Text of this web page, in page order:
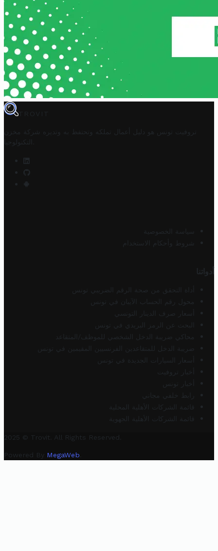
TROVIT
تروفيت تونس هو دليل أعمال تملكه وتحتفظ به وتديره
شركة مخزن
التكنولوجيا
سياسة الخصوصية
شروط وأحكام الاستخدام
أدواتنا
أداة التحقق من صحة الرقم الضريبي تونس
محول رقم الحساب الآيبان في تونس
أسعار صرف الدينار التونسي
البحث عن الرمز البريدي في تونس
محاكي ضريبة الدخل الشخصي للموظف/المتقاعد
ضريبة الدخل للمتقاعدين الفرنسيين المقيمين في تونس
أسعار السيارات الجديدة في تونس
أخبار تروفيت
أخبار تونس
رابط خلفي مجاني
قائمة الشركات الأهلية المحلية
قائمة الشركات الأهلية الجهوية
2025 © Trovit. All Rights Reserved.
Powered By MegaWeb